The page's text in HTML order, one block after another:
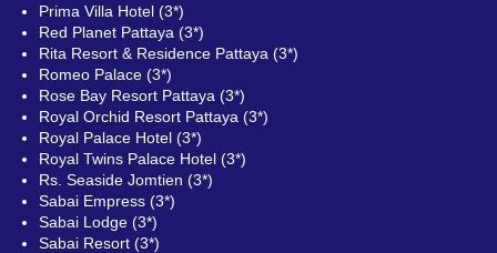
Prima Villa Hotel (3*)
Red Planet Pattaya (3*)
Rita Resort & Residence Pattaya (3*)
Romeo Palace (3*)
Rose Bay Resort Pattaya (3*)
Royal Orchid Resort Pattaya (3*)
Royal Palace Hotel (3*)
Royal Twins Palace Hotel (3*)
Rs. Seaside Jomtien (3*)
Sabai Empress (3*)
Sabai Lodge (3*)
Sabai Resort (3*)